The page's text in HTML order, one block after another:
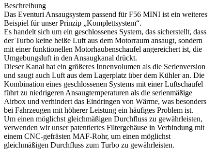
F5X
Cooper
S
/
JCW
Menge
Beschreibung
Das Eventuri Ansaugsystem passend für F56 MINI ist ein weiteres
Beispiel für unser Prinzip „Komplettsystem“.
Es handelt sich um ein geschlossenes System, das sicherstellt, dass
der Turbo keine heiße Luft aus dem Motorraum ansaugt, sondern
mit einer funktionellen Motorhaubenschaufel angereichert ist, die
Umgebungsluft in den Ansaugkanal drückt.
Dieser Kanal hat ein größeres Innenvolumen als die Serienversion
und saugt auch Luft aus dem Lagerplatz über dem Kühler an. Die
Kombination eines geschlossenen Systems mit einer Luftschaufel
führt zu niedrigeren Ansaugtemperaturen als die serienmäßige
Airbox und verhindert das Eindringen von Wärme, was besonders
bei Fahrzeugen mit höherer Leistung ein häufiges Problem ist.
Um einen möglichst gleichmäßigen Durchfluss zu gewährleisten,
verwenden wir unser patentiertes Filtergehäuse in Verbindung mit
einem CNC-gefrästen MAF-Rohr, um einen möglichst
gleichmäßigen Durchfluss zum Turbo zu gewährleisten.